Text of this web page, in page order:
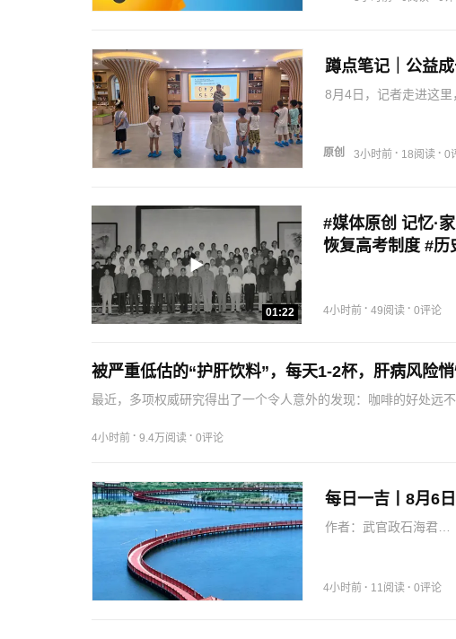
蹲点笔记｜公益
8月4日，记者走进这里
争先…
原创 3小时前 · 18阅读 · 0
01:22
#媒体原创 记忆·
恢复高考制度 #历
4小时前 · 49阅读 · 0评论
被严重低估的“护肝饮料”，每天1-2杯，肝病风险
最近，多项权威研究得出了一个令人意外的发现：咖啡的好处远
4小时前 · 9.4万阅读 · 0评论
每日一吉丨8月6日
作者：武官政石海君…
4小时前 · 11阅读 · 0评论